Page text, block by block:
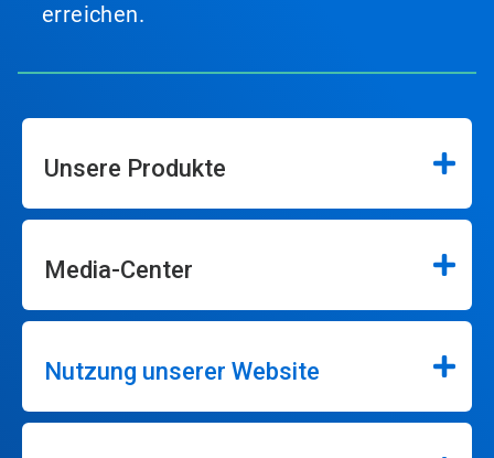
erreichen.
Unsere Produkte
Media-Center
Nutzung unserer Website